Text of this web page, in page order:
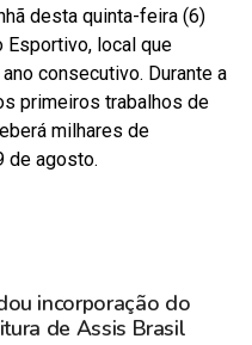
desta quinta-feira (6)
Esportivo, local que
consecutivo. Durante a
primeiros trabalhos de
milhares de
de agosto.
incorporação do
de Assis Brasil